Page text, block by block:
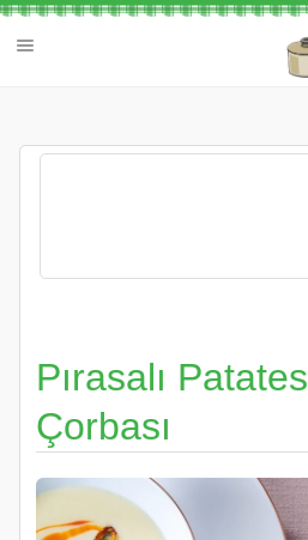
Pırasalı Patates
Çorbası